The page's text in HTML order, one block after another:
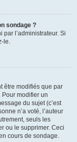
sondage ?
par l’administrateur. Si
le.
être modifiés que par
Pour modifier un
du sujet (c’est
n’a voté, l’auteur
seuls les
ou le supprimer. Ceci
cours de sondage.